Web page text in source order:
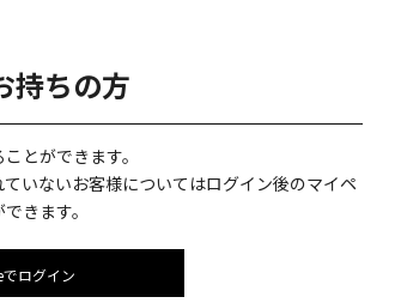
持ちの方
とができます。
いないお客様についてはログイン後のマイペ
きます。
ログイン